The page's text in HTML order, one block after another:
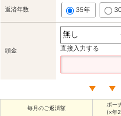
返済年数 35年
頭金 直接入力する
毎月のご返済額
ボー
(×年